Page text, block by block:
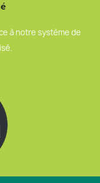
à notre système de